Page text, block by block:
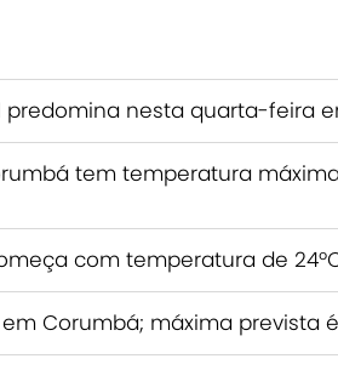
predomina nesta quarta-feira
tem temperatura
com temperatura de
Corumbá; máxima prevista